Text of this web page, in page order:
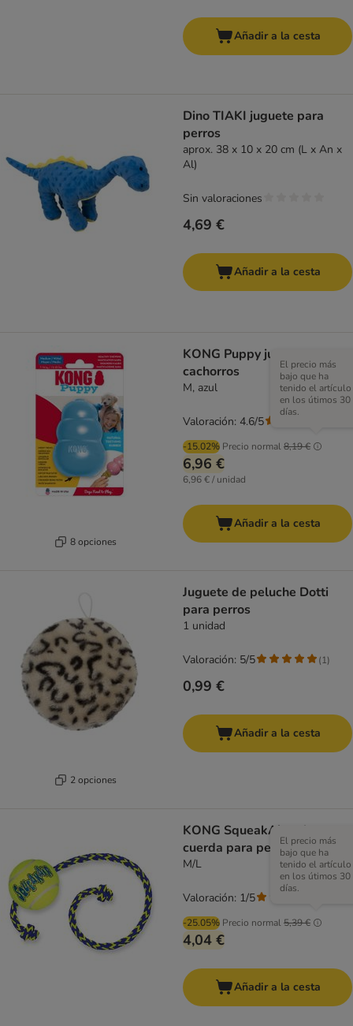
Añadir a la cesta
Dino TIAKI juguete para
perros
aprox. 38 x 10 x 20 cm (L x An x
Al)
4,69 €
Sin valoraciones
Añadir a la cesta
8 opciones
KONG Puppy juguete para
cachorros
M, azul
-15.02% Precio normal8,19 €
El precio más
bajo que ha
tenido el artículo
en los útimos 30
días.
6,96 €
6,96 € / unidad
Valoración: 4.6/5
Añadir a la cesta
2 opciones
Juguete de peluche Dotti
para perros
1 unidad
0,99 €
Valoración: 5/5 (1)
Añadir a la cesta
KONG SqueakAir pelota con
cuerda para perros
M/L
-25.05% Precio normal5,39 €
El precio más
bajo que ha
tenido el artículo
en los útimos 30
días.
4,04 €
Valoración: 1/5
Añadir a la cesta